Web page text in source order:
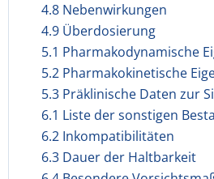
4.8 Nebenwirkungen
4.9 Überdosierung
5.1 Pharmakodynamische
5.2 Pharmakokinetische
5.3 Präklinische Daten zur
6.1 Liste der sonstigen
6.2 Inkompatibilitäten
6.3 Dauer der Haltbarkeit